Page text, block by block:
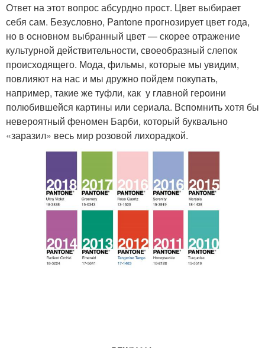
Ответ на этот вопрос абсурдно прост. Цвет выбирает
себя сам. Безусловно, Pantone прогнозирует цвет года,
но в основном выбранный цвет — скорее отражение
культурной действительности, своеобразный слепок
происходящего. Мода, фильмы, которые мы увидим,
повлияют на нас и мы дружно пойдем покупать,
например, такие же туфли, как у главной героини
полюбившейся картины или сериала. Вспомнить хотя бы
невероятный феномен Барби, который буквально
«заразил» весь мир розовой лихорадкой.